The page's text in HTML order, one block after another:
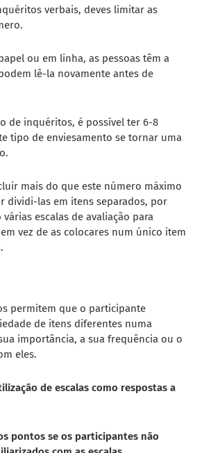
verbais, deves limitar as
ou em linha, as pessoas têm a
lê-la novamente antes de
de inquéritos, é possível ter 6-8
tipo de enviesamento se tornar uma
mais do que este número máximo
dividi-las em itens separados, por
várias escalas de avaliação para
vez de as colocares num único item
permitem que o participante
de itens diferentes numa
importância, a sua frequência ou o
eles.
de escalas como respostas a
pontos se os participantes não